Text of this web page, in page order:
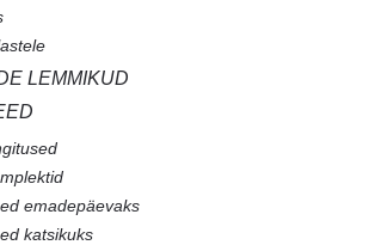
LEMMIKUD
emadepäevaks
katsikuks